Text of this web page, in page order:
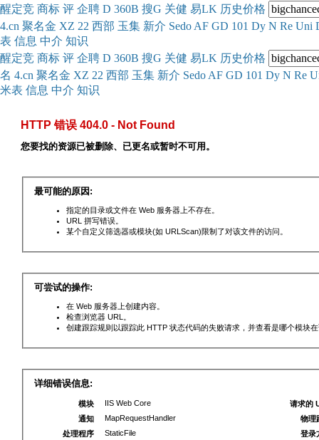
醒定竞 商标 评 企聘 D 360B 搜G 关健 易LK 历史价格
4.cn 聚名金 XZ 22 西部 玉集 新介 Sedo AF GD 101 Dy N Re Uni
表 信息 中介 知识